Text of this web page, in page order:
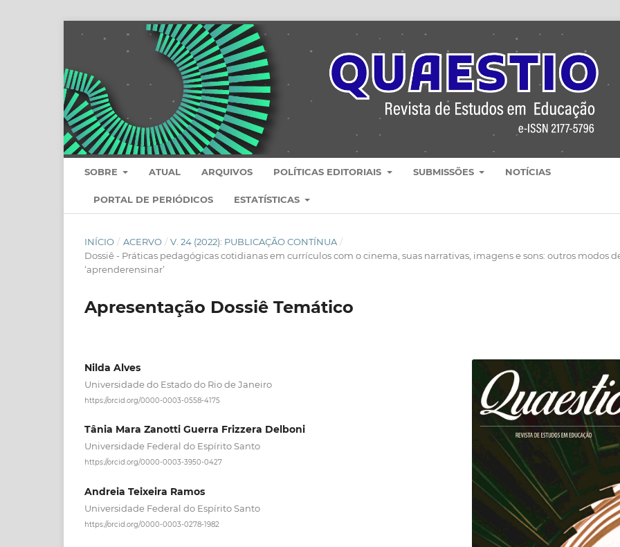
SOBRE ATUAL ARQUIVOS POLÍTICAS EDITORIAIS SUBMISSÕES NOTÍCIAS
PORTAL DE PERIÓDICOS ESTATÍSTICAS
INÍCIO / ACERVO / V. 24 (2022): PUBLICAÇÃO CONTÍNUA /
Dossiê - Práticas pedagógicas cotidianas em currículos com o cinema, suas narrativas, imagens e sons: outros modos
‘aprenderensinar’
Apresentação Dossiê Temático
Nilda Alves
Universidade do Estado do Rio de Janeiro
https://orcid.org/0000-0003-0558-4175
Tânia Mara Zanotti Guerra Frizzera Delboni
Universidade Federal do Espírito Santo
https://orcid.org/0000-0003-3950-0427
Andreia Teixeira Ramos
Universidade Federal do Espírito Santo
https://orcid.org/0000-0003-0278-1982